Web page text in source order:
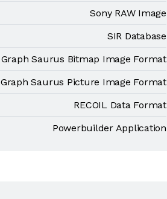
Sony RAW Image
SIR Database
Graph Saurus Bitmap Image Format
Graph Saurus Picture Image Format
RECOIL Data Format
Powerbuilder Application